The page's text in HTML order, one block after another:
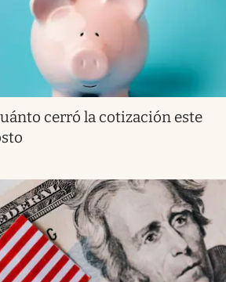
cerró la cotización este